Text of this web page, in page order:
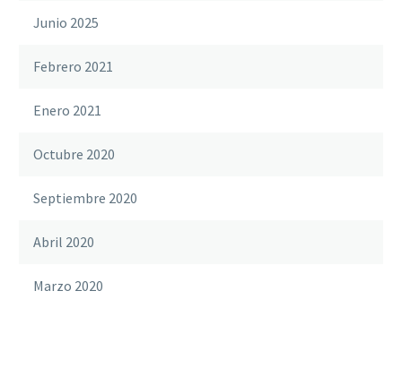
Junio 2025
Febrero 2021
Enero 2021
Octubre 2020
Septiembre 2020
Abril 2020
Marzo 2020